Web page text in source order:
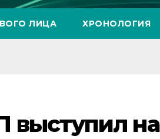
ЛИЦА ХРОНОЛОГИЯ
на